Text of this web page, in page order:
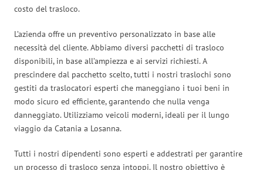
costo del trasloco.
L’azienda offre un preventivo personalizzato in base alle
necessità del cliente. Abbiamo diversi pacchetti di trasloco
disponibili, in base all’ampiezza e ai servizi richiesti. A
prescindere dal pacchetto scelto, tutti i nostri traslochi sono
gestiti da traslocatori esperti che maneggiano i tuoi beni in
modo sicuro ed efficiente, garantendo che nulla venga
danneggiato. Utilizziamo veicoli moderni, ideali per il lungo
viaggio da Catania a Losanna.
Tutti i nostri dipendenti sono esperti e addestrati per garantire
un processo di trasloco senza intoppi. Il nostro obiettivo è